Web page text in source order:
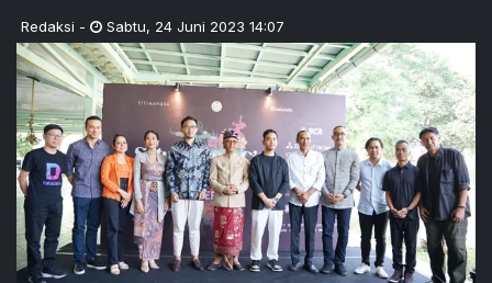
Redaksi - Sabtu, 24 Juni 2023 14:07